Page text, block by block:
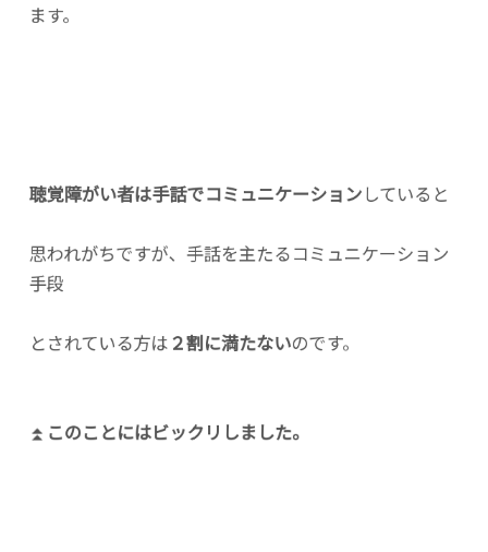
ます。
聴覚障がい者は手話でコミュニケーションしていると
思われがちですが、手話を主たるコミュニケーション
手段
とされている方は２割に満たないのです。
⏫ このことにはビックリしました。